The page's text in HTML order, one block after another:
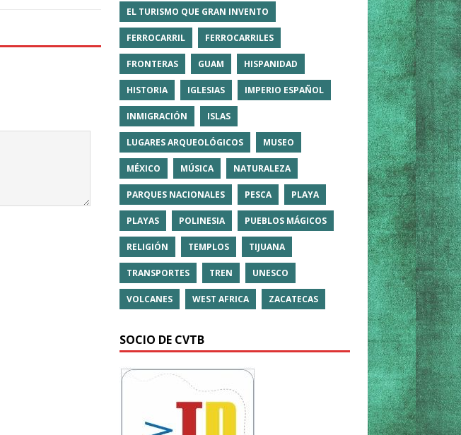
EL TURISMO QUE GRAN INVENTO
FERROCARRIL FERROCARRILES
FRONTERAS GUAM HISPANIDAD
HISTORIA IGLESIAS IMPERIO ESPAÑOL
INMIGRACIÓN ISLAS
LUGARES ARQUEOLÓGICOS MUSEO
MÉXICO MÚSICA NATURALEZA
PARQUES NACIONALES PESCA PLAYA
PLAYAS POLINESIA PUEBLOS MÁGICOS
RELIGIÓN TEMPLOS TIJUANA
TRANSPORTES TREN UNESCO
VOLCANES WEST AFRICA ZACATECAS
SOCIO DE CVTB